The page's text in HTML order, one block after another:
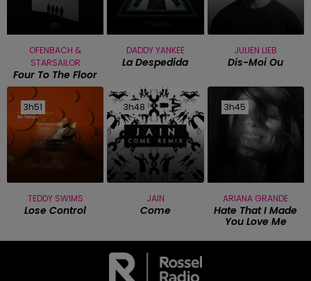
OFENBACH &
STARSAILOR
Four To The Floor
DADDY YANKEE
La Despedida
JULIEN LIEB
Dis-Moi Ou
3h51
3h51
TEDDY SWIMS
Lose Control
3h48
3h48
JAIN
Come
3h45
3h45
ARIANA GRANDE
Hate That I Made
You Love Me